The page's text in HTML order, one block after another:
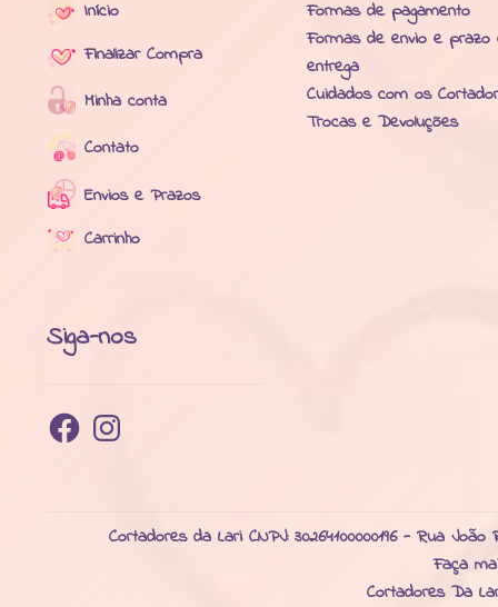
Início
Finalizar Compra
Minha conta
Contato
Envios e Prazos
Carrinho
Siga-nos
FacebookInstagram
Formas de pagamento
Formas de envio e prazo
entrega
Cuidados com os
Trocas e Devoluções
Cortadores da Lari CNPJ: 30264100000196 - Rua
Faça
Cortadores Da